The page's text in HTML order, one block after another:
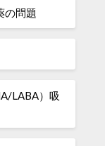
の問題
LABA）吸